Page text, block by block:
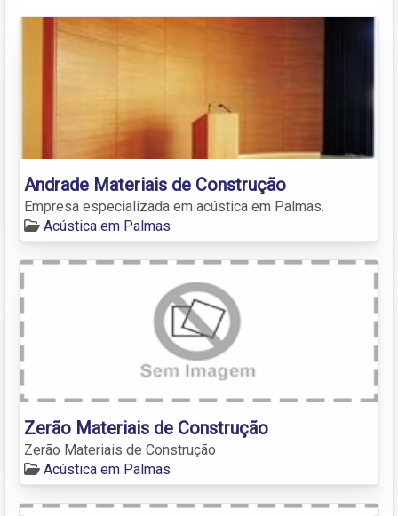
Andrade Materiais de Construção
Empresa especializada em acústica em Palmas.
Acústica em Palmas
Zerão Materiais de Construção
Zerão Materiais de Construção
Acústica em Palmas